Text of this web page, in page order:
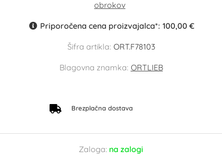
Priporočena cena proizvajalca*: 100,00 €
Šifra artikla: ORT.F78103
Blagovna znamka: ORTLIEB
Brezplačna dostava
Zaloga: na zalogi